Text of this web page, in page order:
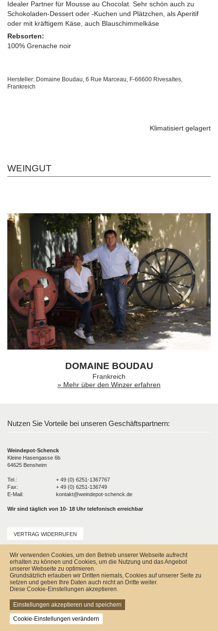
Idealer Partner für Mousse au Chocolat. Sehr schön auch zu
Schokoladen-Dessert oder -Kuchen und Plätzchen, als Aperitif
oder mit kräftigem Käse, auch Blauschimmelkäse
Rebsorten:
100% Grenache noir
Hersteller: Domaine Boudau, 6 Rue Marceau, F-66600 Rivesaltes,
Frankreich
Klimatisiert gelagert
WEINGUT
DOMAINE BOUDAU
Frankreich
» Mehr über den Winzer erfahren
Nutzen Sie Vorteile bei unseren Geschäftspartnern:
Weindepot-Schenck
Kleine Hasengasse 6b
64625 Bensheim
Tel.:
+ 49 (0) 6251-1367767
Fax:
+ 49 (0) 6251-136749
E-Mail:
kontakt@weindepot-schenck.de
Wir sind täglich von 10- 18 Uhr telefonisch erreichbar
VERTRAG WIDERRUFEN
Versandkosten
Kontakt
Zahlungsmöglichkeiten
Rückgabe & Widerrufsrecht
Impressum
Datenschutz
Sitemap
Wir verwenden Cookies, um den Betrieb unserer Webseite aufrecht
erhalten zu können und Cookies, um die Nutzung und das Angebot
unserer Webseite zu optimieren.
Grundsätzlich erlauben wir Dritten niemals, Cookies auf unserer Seite zu
setzen und geben Ihre Daten auch nicht an Dritte weiter.
Diese Cookie-Einstellungen akzeptieren.
Einstellungen akzeptieren und speichern
Cookie-Einstellungen verändern